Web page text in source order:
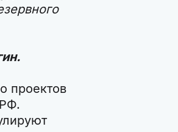
проектов